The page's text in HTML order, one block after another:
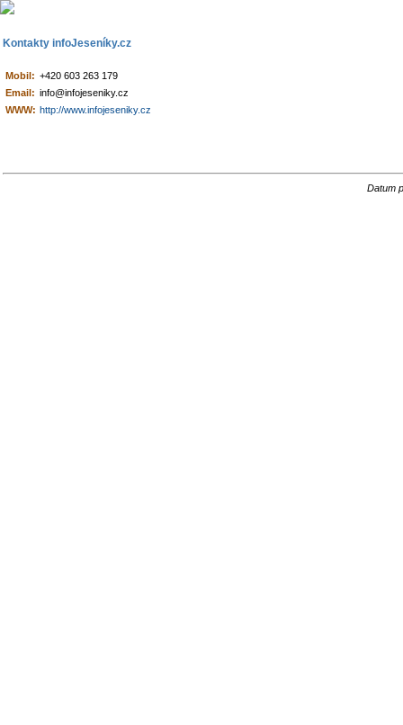
Kontakty infoJeseníky.cz
Mobil: +420 603 263 179
Email: info@infojeseniky.cz
WWW: http://www.infojeseniky.cz
Datum